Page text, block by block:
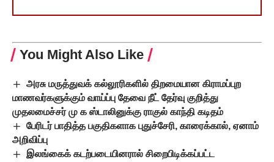
You Might Also Like
அரசு மருத்துவக் கல்லூரிகளில் திறமையான கிராமப்புற
மாணவர்களுக்கும் வாய்ப்பு தேவை நீட் தேர்வு குறித்து
முதலமைச்சர் மு க ஸ்டாலினுக்கு ராகுல் காந்தி கடிதம்
பேரிடர் பாதித்த பகுதிகளாக புதுச்சேரி, காரைக்கால், ஏனாம்
அறிவிப்பு
இலங்கைக் கடற்படையினரால் சிறைபிடிக்கப்பட்ட